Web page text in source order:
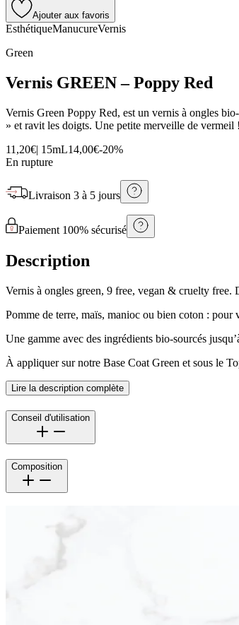
Ajouter aux favoris
EsthétiqueManucureVernis
Green
Vernis GREEN – Poppy Red
Vernis Green Poppy Red, est un vernis à ongles
» et ravit les doigts. Une petite merveille de vermeil !
11,20€| 15mL14,00€-20%
En rupture
Livraison 3 à 5 jours
Paiement 100% sécurisé
Description
Vernis à ongles green, 9 free, vegan & cruelty free.
Pomme de terre, maïs, manioc ou bien coton : pour
Une gamme avec des ingrédients bio-sourcés
À appliquer sur notre Base Coat Green et sous le
Lire la description complète
Conseil d'utilisation
Composition